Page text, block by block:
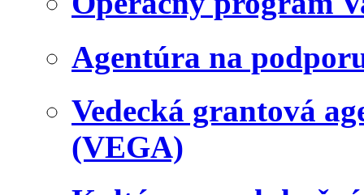
Agentúra na
Vedecká grantová
(VEGA)